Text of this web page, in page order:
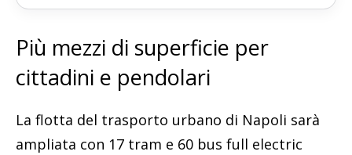
Più mezzi di superficie per
cittadini e pendolari
La flotta del trasporto urbano di Napoli sarà
ampliata con 17 tram e 60 bus full electric